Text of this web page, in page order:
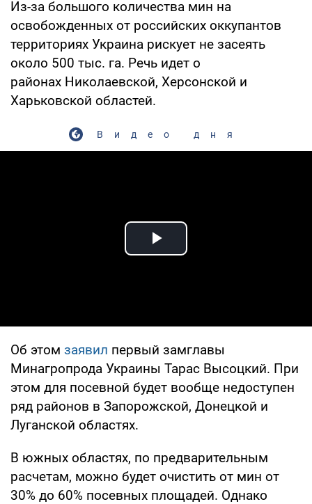
Из-за большого количества мин на
освобожденных от российских оккупантов
территориях Украина рискует не засеять
около 500 тыс. га. Речь идет о
районах Николаевской, Херсонской и
Харьковской областей.
Видео дня
Play Video
Об этом заявил первый замглавы
Минагропрода Украины Тарас Высоцкий. При
этом для посевной будет вообще недоступен
ряд районов в Запорожской, Донецкой и
Луганской областях.
В южных областях, по предварительным
расчетам, можно будет очистить от мин от
30% до 60% посевных площадей. Однако